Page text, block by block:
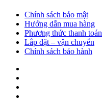
Chính sách bảo mật
Hướng dẫn mua hàng
Phương thức thanh toán
Lắp đặt – vận chuyển
Chính sách bảo hành